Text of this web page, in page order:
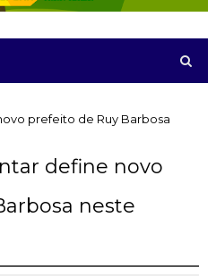
prefeito de Ruy Barbosa
define novo
neste